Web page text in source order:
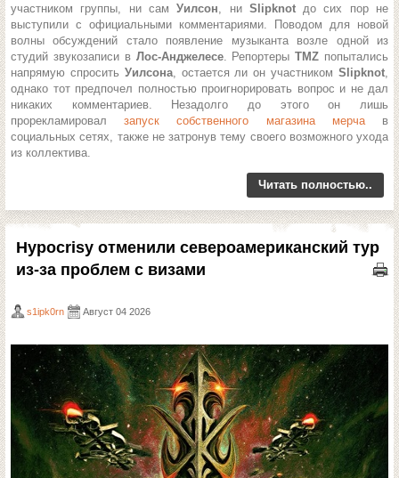
участником группы, ни самУилсон, ни Slipknotдо сих пор не
выступили с официальными комментариями. Поводом для новой
волны обсуждений стало появление музыканта возле одной из
студий звукозаписи в Лос-Анджелесе. РепортерыTMZ попытались
напрямую спросить Уилсона, остается ли он участникомSlipknot,
однако тот предпочел полностью проигнорировать вопрос и не дал
никаких комментариев. Незадолго до этого он лишь
прорекламировалзапуск собственного магазина мерчав
социальных сетях, также не затронув тему своего возможного ухода
из коллектива.
Читать полностью..
Hypocrisy отменили североамериканский тур
из-за проблем с визами
s1ipk0rn Август 04 2026